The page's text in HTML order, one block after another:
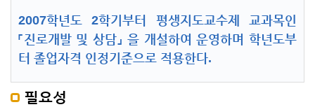
2007학년도 2학기부터 평생지도교수제 교과목인
「진로개발 및 상담」 을 개설하여 운영하며 학년도부
터 졸업자격 인정기준으로 적용한다.
필요성